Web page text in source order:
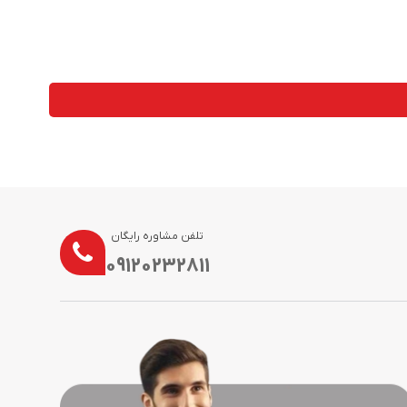
تلفن مشاوره رایگان
09120232811